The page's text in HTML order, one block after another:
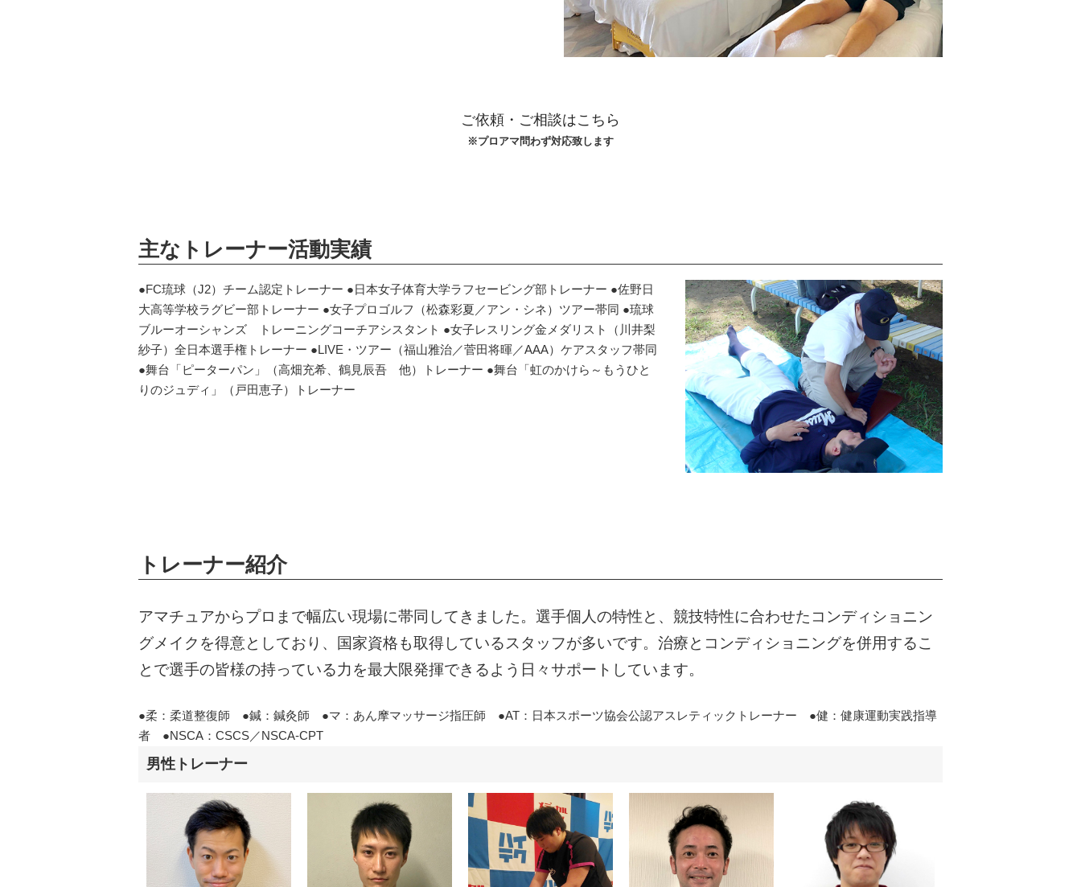
ご依頼・ご相談はこちら
※プロアマ問わず対応致します
主なトレーナー活動実績
●FC琉球（J2）チーム認定トレーナー ●日本女子体育大学ラフセービング部トレーナー ●佐野日
大高等学校ラグビー部トレーナー ●女子プロゴルフ（松森彩夏／アン・シネ）ツアー帯同 ●琉球
ブルーオーシャンズ トレーニングコーチアシスタント ●女子レスリング金メダリスト（川井梨
紗子）全日本選手権トレーナー ●LIVE・ツアー（福山雅治／菅田将暉／AAA）ケアスタッフ帯同
●舞台「ピーターパン」（高畑充希、鶴見辰吾 他）トレーナー ●舞台「虹のかけら～もうひと
りのジュディ」（戸田恵子）トレーナー
トレーナー紹介
アマチュアからプロまで幅広い現場に帯同してきました。選手個人の特性と、競技特性に合わせたコンディショニン
グメイクを得意としており、国家資格も取得しているスタッフが多いです。治療とコンディショニングを併用するこ
とで選手の皆様の持っている力を最大限発揮できるよう日々サポートしています。
●柔：柔道整復師 ●鍼：鍼灸師 ●マ：あん摩マッサージ指圧師 ●AT：日本スポーツ協会公認アスレティックトレーナー ●健：健康運動実践指導
者 ●NSCA：CSCS／NSCA-CPT
男性トレーナー